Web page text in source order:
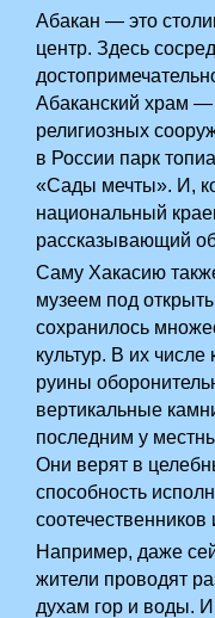
Абакан — это
центр. Здесь
Абаканский храм
религиозных
в России парк
«Сады мечты». И,
национальный
рассказывающий
Саму Хакасию
музеем под
сохранилось
культур. В их
руины
вертикальные
последним у
Они верят в
способность
Например, даже
жители проводят
духам гор и воды.